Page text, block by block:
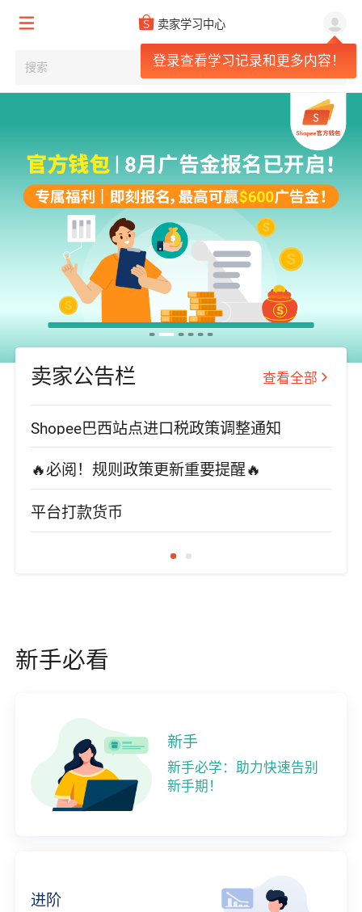
卖家学习中心
登录查看学习记录和更多内容！
卖家公告栏 查看全部
Shopee巴西站点进口税政策调整通知
🔥必阅！规则政策更新重要提醒🔥
平台打款货币
新手必看
新手
新手必学：助力快速告别
新手期！
进阶